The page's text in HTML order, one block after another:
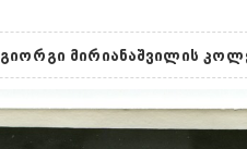
გიორგი მირიანაშვილის